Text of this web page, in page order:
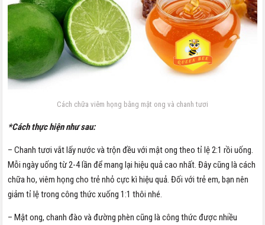
Cách chữa viêm họng bằng mật ong và chanh tươi
*Cách thực hiện như sau:
– Chanh tươi vắt lấy nước và trộn đều với mật ong theo tỉ lệ 2:1 rồi uống.
Mỗi ngày uống từ 2-4 lần để mang lại hiệu quả cao nhất. Đây cũng là cách
chữa ho, viêm họng cho trẻ nhỏ cực kì hiệu quả. Đối với trẻ em, bạn nên
giảm tỉ lệ trong công thức xuống 1:1 thôi nhé.
– Mật ong, chanh đào và đường phèn cũng là công thức được nhiều